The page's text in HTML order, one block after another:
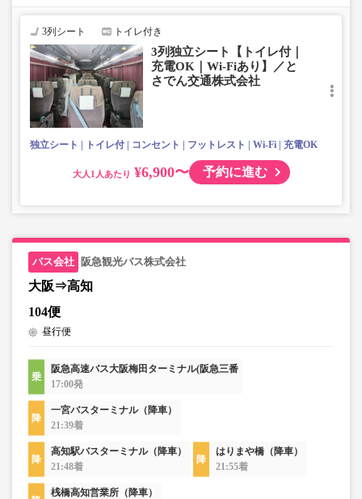
いません。
3列シート トイレ付き
3列独立シート【トイレ付｜
充電OK｜Wi-Fiあり】／と
さでん交通株式会社
独立シート トイレ付 コンセント フットレスト Wi-Fi 充電OK
大人 ¥6,900〜 予約に進む
阪急観光バス株式会社
大阪⇒高知
104便
昼行便
阪急高速バス大阪梅田ターミナル(阪急三番
17:00発
一宮バスターミナル（降車）
21:39着
高知駅バスターミナル（降車）
21:48着
はりまや橋（降車）
21:55着
桟橋高知営業所（降車）